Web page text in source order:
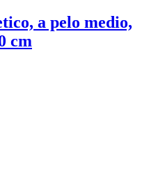
a pelo medio,
cm